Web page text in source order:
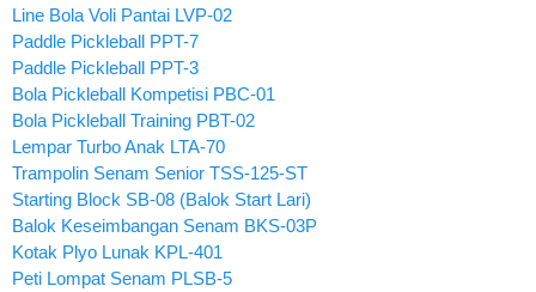
Line Bola Voli Pantai LVP-02
Paddle Pickleball PPT-7
Paddle Pickleball PPT-3
Bola Pickleball Kompetisi PBC-01
Bola Pickleball Training PBT-02
Lempar Turbo Anak LTA-70
Trampolin Senam Senior TSS-125-ST
Starting Block SB-08 (Balok Start Lari)
Balok Keseimbangan Senam BKS-03P
Kotak Plyo Lunak KPL-401
Peti Lompat Senam PLSB-5